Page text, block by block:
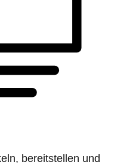
bereitstellen und